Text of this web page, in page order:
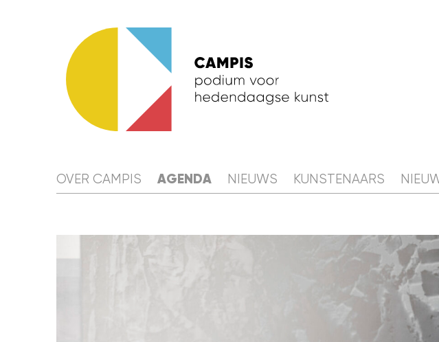
OVER CAMPIS AGENDA NIEUWS KUNSTENAARS